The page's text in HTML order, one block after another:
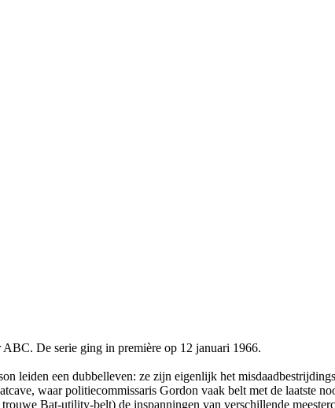
ABC. De serie ging in première op 12 januari 1966.
leiden een dubbelleven: ze zijn eigenlijk het
waar politiecommissaris Gordon vaak belt met de laatste
Bat-utility-belt) de inspanningen van verschillende